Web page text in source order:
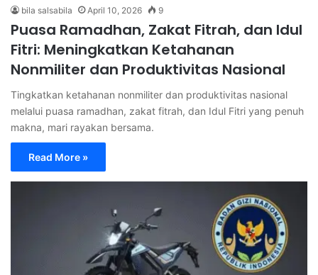
bila salsabila April 10, 2026 9
Puasa Ramadhan, Zakat Fitrah, dan Idul
Fitri: Meningkatkan Ketahanan
Nonmiliter dan Produktivitas Nasional
Tingkatkan ketahanan nonmiliter dan produktivitas nasional
melalui puasa ramadhan, zakat fitrah, dan Idul Fitri yang penuh
makna, mari rayakan bersama.
Read More »